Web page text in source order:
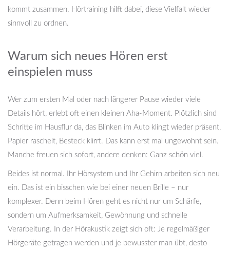
kommt zusammen. Hörtraining hilft dabei, diese Vielfalt wieder
sinnvoll zu ordnen.
Warum sich neues Hören erst
einspielen muss
Wer zum ersten Mal oder nach längerer Pause wieder viele
Details hört, erlebt oft einen kleinen Aha-Moment. Plötzlich sind
Schritte im Hausflur da, das Blinken im Auto klingt wieder präsent,
Papier raschelt, Besteck klirrt. Das kann erst mal ungewohnt sein.
Manche freuen sich sofort, andere denken: Ganz schön viel.
Beides ist normal. Ihr Hörsystem und Ihr Gehirn arbeiten sich neu
ein. Das ist ein bisschen wie bei einer neuen Brille – nur
komplexer. Denn beim Hören geht es nicht nur um Schärfe,
sondern um Aufmerksamkeit, Gewöhnung und schnelle
Verarbeitung. In der Hörakustik zeigt sich oft: Je regelmäßiger
Hörgeräte getragen werden und je bewusster man übt, desto